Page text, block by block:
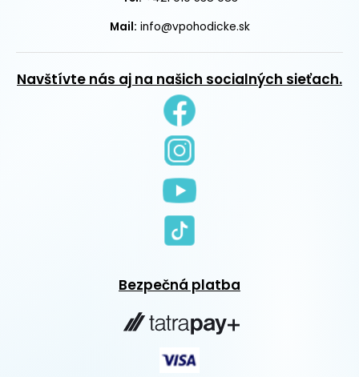
Mail: info@vpohodicke.sk
Navštívte nás aj na našich socialných sieťach.
Bezpečná platba